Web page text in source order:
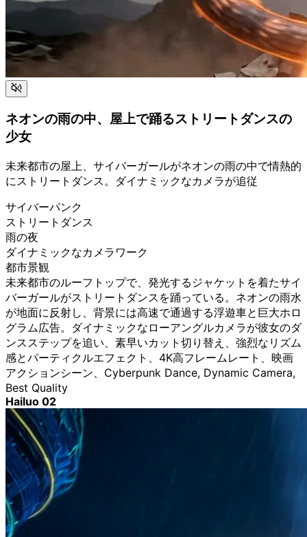
ネオンの雨の中、屋上で踊るストリートダンスの
少女
未来都市の屋上、サイバーガールがネオンの雨の中で情熱的
にストリートダンス。ダイナミックなカメラが追従
サイバーパンク
ストリートダンス
雨の夜
ダイナミックなカメラワーク
都市景観
未来都市のルーフトップで、発光するジャケットを着たサイ
バーガールがストリートダンスを踊っている。ネオンの雨水
が地面に反射し、背景には高速で通過する浮遊車と巨大ホロ
グラム広告。ダイナミックなローアングルカメラが彼女のダ
ンスステップを追い、素早いカット切り替え、強烈なリズム
感とパーティクルエフェクト、4K高フレームレート、映画
アクションシーン、Cyberpunk Dance, Dynamic Camera,
Best Quality
Hailuo 02